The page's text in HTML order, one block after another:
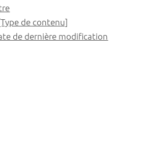
de contenu]
de dernière modification